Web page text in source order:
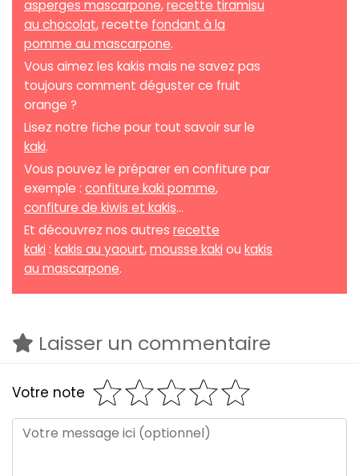
asperges mascarpone,recette tiramisu
au chocolat, recette fondant à la
pomme au mascarpone.
Vous aimez les kakis mais ne savez pas
toujours comment déguster ce fruit
orange ?
Lisez notre fiche pour tout savoir sur le
kaki.
Vous pouvez le préparer en confiture par
exemple : confiture kaki pomme,
confiture de kiwis et kakis...
Et découvrez nos autres recette
kaki : kakis au yaourt,mousse kaki ou kakis
au mascarpone.
Laisser un commentaire
Votre note